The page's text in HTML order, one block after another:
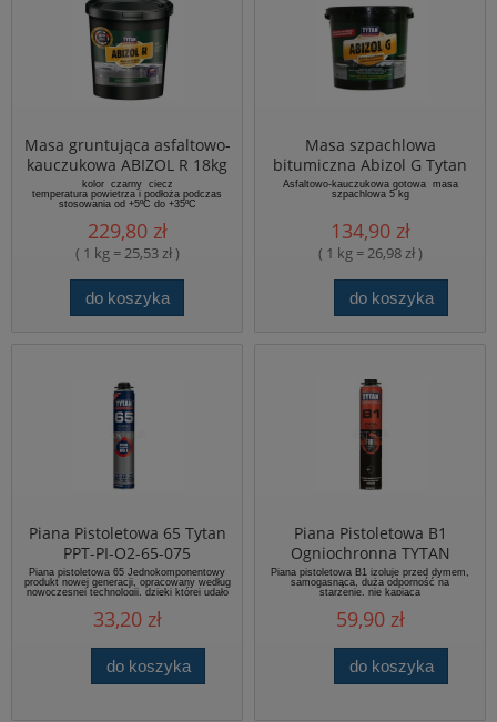
Masa gruntująca asfaltowo-
kauczukowa ABIZOL R 18kg
kolor czarny ciecz
temperatura powietrza i podłoża podczas
stosowania od +5ºC do +35ºC
czas schnięcia 12 h
zużycie 0,2-0,3 kg/m2 na jedną warstwę
229,80 zł
( 1 kg = 25,53 zł )
do koszyka
Masa szpachlowa
bitumiczna Abizol G Tytan
Asfaltowo-kauczukowa gotowa masa
szpachlowa 5 kg
134,90 zł
( 1 kg = 26,98 zł )
do koszyka
Piana Pistoletowa 65 Tytan
PPT-PI-O2-65-075
Piana pistoletowa 65 Jednokomponentowy
produkt nowej generacji, opracowany według
nowoczesnej technologii, dzięki której udało
MDI podczas aplikacji piany.
33,20 zł
do koszyka
Piana Pistoletowa B1
Ogniochronna TYTAN
Piana pistoletowa B1 izoluje przed dymem,
samogasnąca, duża odporność na
starzenie, nie kapiąca
59,90 zł
do koszyka